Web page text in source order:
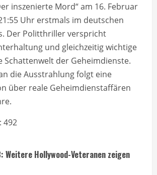
inszenierte Mord“ am 16. Februar
Uhr erstmals im deutschen
Der Politthriller verspricht
und gleichzeitig wichtige
Schattenwelt der Geheimdienste.
die Ausstrahlung folgt eine
über reale Geheimdienstaffären
492
Weitere Hollywood-Veteranen zeigen